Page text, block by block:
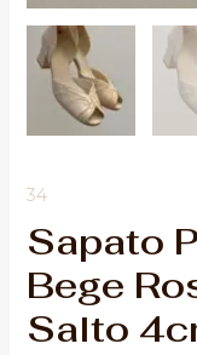
34
Sapato
Bege
Salto